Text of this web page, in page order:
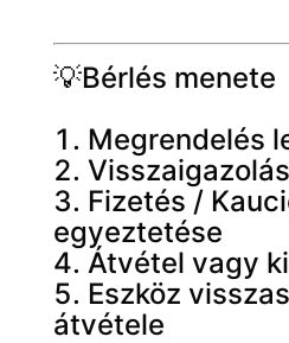
💡Bérlés menete
Megrendelés
Visszaigazolás
Fizetés /
egyeztetése
Átvétel vagy
Eszköz
átvétele